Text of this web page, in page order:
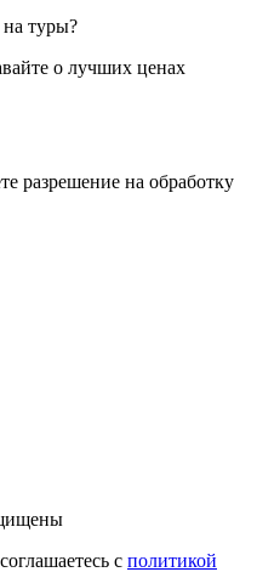
туры?
о лучших ценах
разрешение на обработку
с политикой